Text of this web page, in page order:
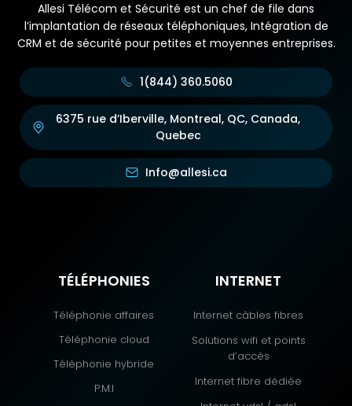
Allesi Télécom et Sécurité est un chef de file dans
l’implantation de réseaux téléphoniques, Intégration de
CRM et de sécurité pour petites et moyennes entreprises.
1(844) 360.5060
6375 rue d’Iberville, Montreal, QC, Canada,
Quebec
Info@allesi.ca
TÉLÉPHONIES
Téléphonie affaires
Téléphonie cloud
Téléphonie hybride
P.M.I
INTERNET
Internet câbles fibres
Solutions wifi et points
d’accès
Internet fibre dédiée